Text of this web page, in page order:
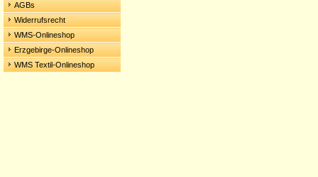
AGBs
Widerrufsrecht
WMS-Onlineshop
Erzgebirge-Onlineshop
WMS Textil-Onlineshop